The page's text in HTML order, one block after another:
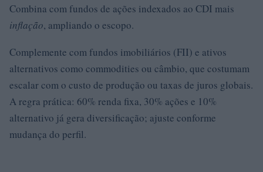
Combina com fundos de ações indexados ao CDI mais
inflação, ampliando o escopo.
Complemente com fundos imobiliários (FII) e ativos
alternativos como commodities ou câmbio, que costumam
escalar com o custo de produção ou taxas de juros globais.
A regra prática: 60% renda fixa, 30% ações e 10%
alternativo já gera diversificação; ajuste conforme
mudança do perfil.